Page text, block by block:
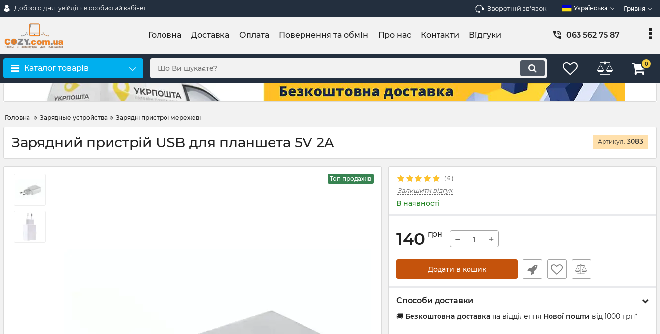
Доброго дня, увійдіть в особистий кабінет Зворотній зв'язок Українська Гривня
Головна Доставка Оплата Повернення та обмін Про нас Контакти Відгуки 063 562 75 87
Каталог товарів 0
Головна Зарядные устройства Зарядні пристрої мережеві
Зарядний пристрій USB для планшета 5V 2A Артикул: 3083
Топ продажів ( 6 )
Залишити відгук
В наявності
140 грн − +
Додати в кошик
Способи доставки
🚚 Безкоштовна доставка на відділення Нової пошти від 1000 грн*